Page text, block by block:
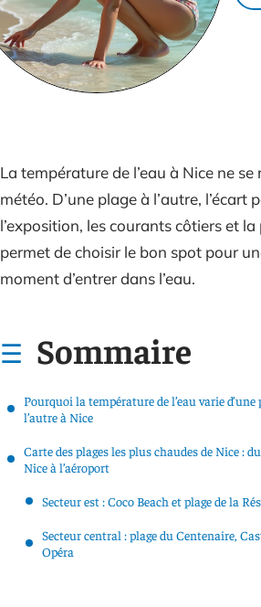
La température de l’eau à Nice ne
météo. D’une plage à l’autre,
l’exposition, les courants côtiers et
permet de choisir le bon spot pour
moment d’entrer dans l’eau.
Sommaire
Pourquoi la température de l’eau varie d’une
l’autre à Nice
Carte des plages les plus chaudes de Nice :
Nice à l’aéroport
Secteur est : Coco Beach et plage de la
Secteur central : plage du Centenaire,
Opéra